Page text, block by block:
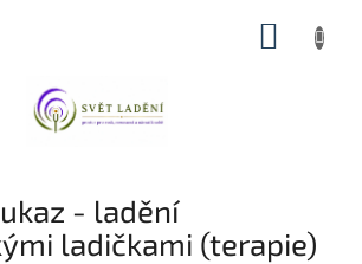
- ladění
ladičkami (terapie)